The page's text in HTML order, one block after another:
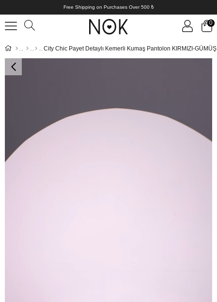
Free Shipping on Purchases Over 500 ₺
0
City Chic Payet Detaylı Kemerli Kumaş Pantolon KIRMIZI-GÜMÜŞ